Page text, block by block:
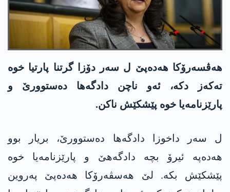
ھەڤسەرۆکا ھەدەپێ ل سەر دۆزا گرتنا پارتیا خوە
تەکەز دکە، ئەو ناچن دادگەھا دەستوورێ و
پارێزنامەیا خوە پێشکێش ناکن.
ل سەر داخوزا دادگەھا دەستوورێ، بریار بوو
ھەدەپە ئیرۆ بچە دادگەھێ و پارێزنامەیا خوە
پێشکێش بکە. لێ ھەسڤەرۆکا ھەدەپێ پەروین